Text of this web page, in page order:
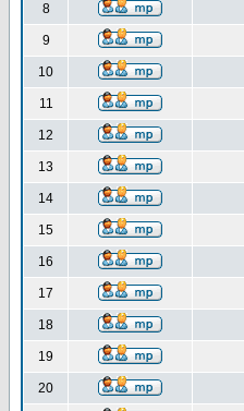
8
9
10
11
12
13
14
15
16
17
18
19
20